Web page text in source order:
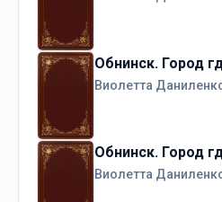
Обнинск. Город
Виолетта
Обнинск. Город
Виолетта